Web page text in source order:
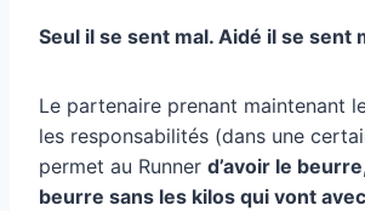
Seul il se sent mal. Aidé il se sent
Le partenaire prenant maintenant
les responsabilités (dans une
permet au Runner d’avoir le
beurre sans les kilos qui vont